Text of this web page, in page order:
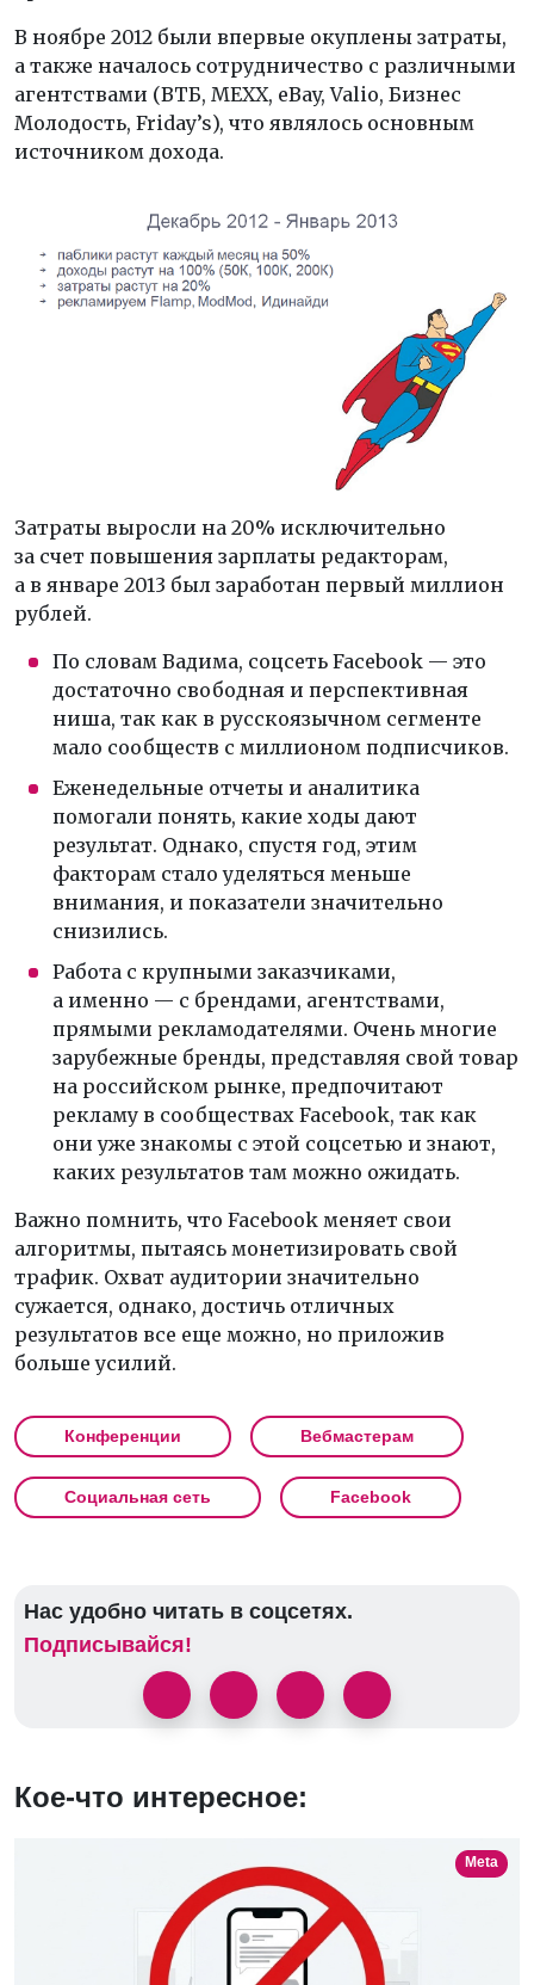
В ноябре 2012 были впервые окуплены затраты,
а также началось сотрудничество с различными
агентствами (ВТБ, MEXX, eBay, Valio, Бизнес
Молодость, Friday’s), что являлось основным
источником дохода.
Затраты выросли на 20% исключительно
за счет повышения зарплаты редакторам,
а в январе 2013 был заработан первый миллион
рублей.
По словам Вадима, соцсеть Facebook — это
достаточно свободная и перспективная
ниша, так как в русскоязычном сегменте
мало сообществ с миллионом подписчиков.
Еженедельные отчеты и аналитика
помогали понять, какие ходы дают
результат. Однако, спустя год, этим
факторам стало уделяться меньше
внимания, и показатели значительно
снизились.
Работа с крупными заказчиками,
а именно — с брендами, агентствами,
прямыми рекламодателями. Очень многие
зарубежные бренды, представляя свой товар
на российском рынке, предпочитают
рекламу в сообществах Facebook, так как
они уже знакомы с этой соцсетью и знают,
каких результатов там можно ожидать.
Важно помнить, что Facebook меняет свои
алгоритмы, пытаясь монетизировать свой
трафик. Охват аудитории значительно
сужается, однако, достичь отличных
результатов все еще можно, но приложив
больше усилий.
Конференции Вебмастерам
Социальная сеть Facebook
Нас удобно читать в соцсетях.
Подписывайся!
Кое-что интересное:
Meta